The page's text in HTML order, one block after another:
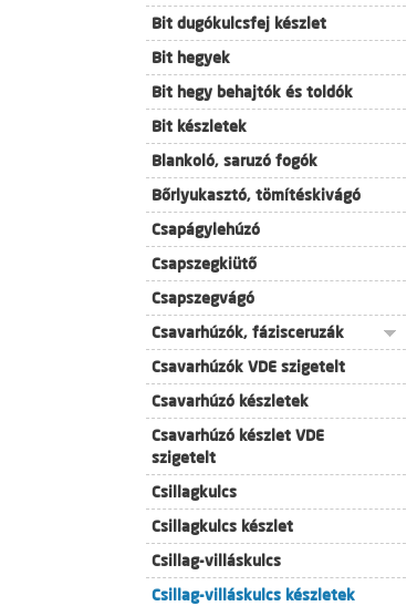
Bit dugókulcsfej készlet
Bit hegyek
Bit hegy behajtók és toldók
Bit készletek
Blankoló, saruzó fogók
Bőrlyukasztó, tömítéskivágó
Csapágylehúzó
Csapszegkiütő
Csapszegvágó
Csavarhúzók, fázisceruzák
Csavarhúzók VDE szigetelt
Csavarhúzó készletek
Csavarhúzó készlet VDE
szigetelt
Csillagkulcs
Csillagkulcs készlet
Csillag-villáskulcs
Csillag-villáskulcs készletek